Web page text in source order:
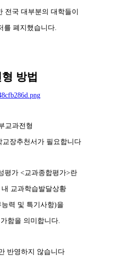
전국 대부분의 대학들이
를 폐지했습니다.
방법
교과전형
교장추천서가 필요합니다
평가 <교과종합평가>란
교과학습발달상황
력 및 특기사항)을
함을 의미합니다.
반영하지 않습니다